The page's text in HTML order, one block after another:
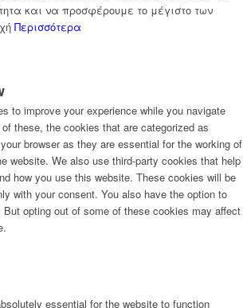
και να προσφέρουμε το μέγιστο των
Περισσότερα
to improve your experience while you navigate
these, the cookies that are categorized as
browser as they are essential for the working of
website. We also use third-party cookies that help
how you use this website. These cookies will be
with your consent. You also have the option to
opting out of some of these cookies may affect
essential for the website to function